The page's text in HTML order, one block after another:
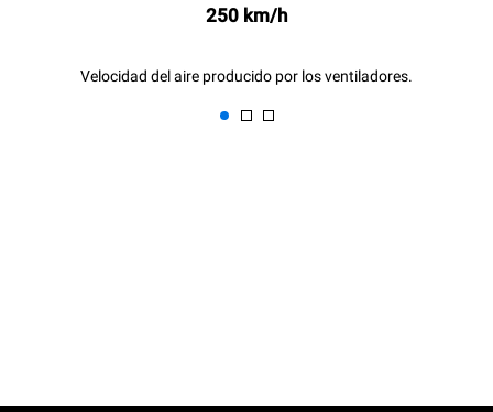
250 km/h
Velocidad del aire producido por los ventiladores.